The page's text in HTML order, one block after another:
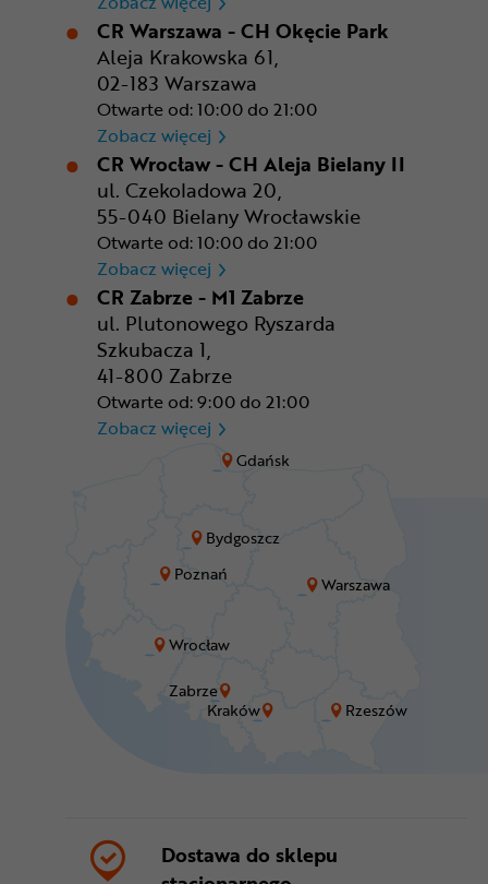
Bydgoszcz
Gdańsk
Kraków
Poznań
Rzeszów
Warszawa
Wrocław
Zabrze
CR Warszawa - CH Okęcie Park
Aleja Krakowska 61,
02-183 Warszawa
Otwarte od: 10:00 do 21:00
Zobacz więcej CR Warszawa - CH Okęcie
CR Wrocław - CH Aleja Bielany II
ul. Czekoladowa 20,
55-040 Bielany Wrocławskie
Otwarte od: 10:00 do 21:00
Zobacz więcej CR Wrocław - CH Aleja
CR Zabrze - M1 Zabrze
ul. Plutonowego Ryszarda
Szkubacza 1,
41-800 Zabrze
Otwarte od: 9:00 do 21:00
Zobacz więcej CR Zabrze - M1 Zabrze
Dostawa do sklepu